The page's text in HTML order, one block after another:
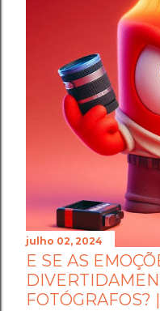
julho 02, 2024
E SE AS
FOTÓGRAFOS?